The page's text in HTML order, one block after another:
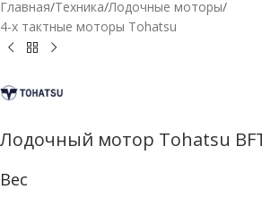
Главная/Техника/Лодочные моторы/
4-х тактные моторы Tohatsu
Лодочный мотор Tohatsu
Вес